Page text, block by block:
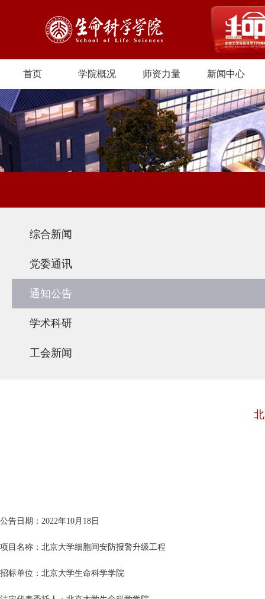
首页 学院概况 师资力量 新闻中心
综合新闻
党委通讯
通知公告
学术科研
工会新闻
公告日期： 2022年10月 18 日
项目名称：北京大学细胞间安防报警升级工程
招标单位：北京大学生命科学学院